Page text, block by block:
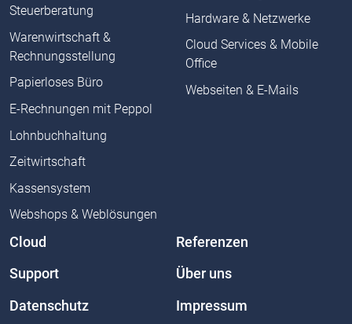
Steuerberatung
Warenwirtschaft &
Rechnungsstellung
Papierloses Büro
E-Rechnungen mit Peppol
Lohnbuchhaltung
Zeitwirtschaft
Kassensystem
Webshops & Weblösungen
Hardware & Netzwerke
Cloud Services & Mobile
Office
Webseiten & E-Mails
Cloud Referenzen
Support Über uns
Datenschutz Impressum